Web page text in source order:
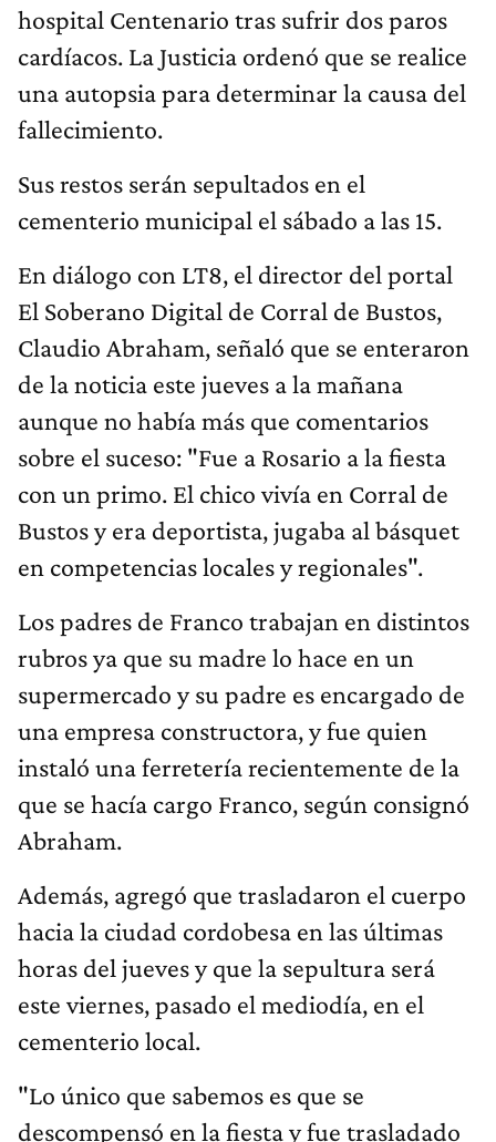
hospital Centenario tras sufrir dos paros
cardíacos. La Justicia ordenó que se realice
una autopsia para determinar la causa del
fallecimiento.
Sus restos serán sepultados en el
cementerio municipal el sábado a las 15.
En diálogo con LT8, el director del portal
El Soberano Digital de Corral de Bustos,
Claudio Abraham, señaló que se enteraron
de la noticia este jueves a la mañana
aunque no había más que comentarios
sobre el suceso: "Fue a Rosario a la fiesta
con un primo. El chico vivía en Corral de
Bustos y era deportista, jugaba al básquet
en competencias locales y regionales".
Los padres de Franco trabajan en distintos
rubros ya que su madre lo hace en un
supermercado y su padre es encargado de
una empresa constructora, y fue quien
instaló una ferretería recientemente de la
que se hacía cargo Franco, según consignó
Abraham.
Además, agregó que trasladaron el cuerpo
hacia la ciudad cordobesa en las últimas
horas del jueves y que la sepultura será
este viernes, pasado el mediodía, en el
cementerio local.
"Lo único que sabemos es que se
descompensó en la fiesta y fue trasladado